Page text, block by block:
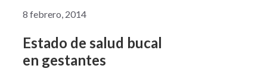
8 febrero, 2014
Estado de salud bucal
en gestantes